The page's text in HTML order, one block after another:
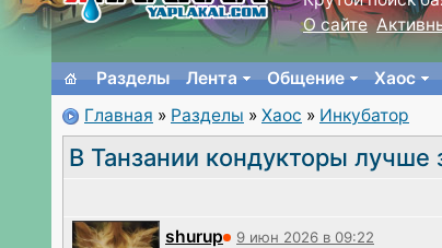
О сайте
Разделы Лента Общение Хаос
Главная » Разделы » Хаос » Инкубатор
В Танзании кондукторы лучше
shurup 9 июн 2026 в 09:22